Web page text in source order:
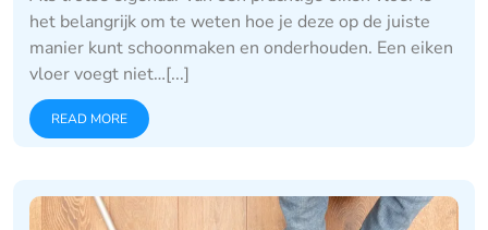
het belangrijk om te weten hoe je deze op de juiste
manier kunt schoonmaken en onderhouden. Een eiken
vloer voegt niet…[...]
READ MORE